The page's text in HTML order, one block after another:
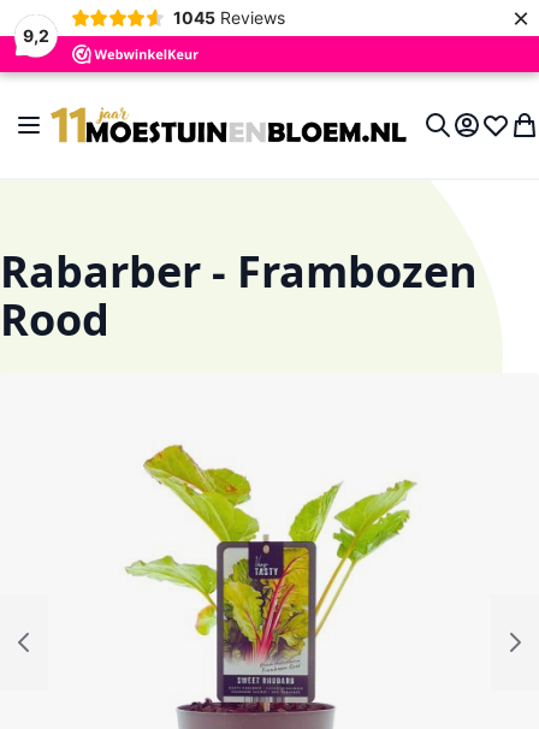
9,2
1045 Reviews ×
Toggle Nav
Account
Rabarber - Frambozen
Rood